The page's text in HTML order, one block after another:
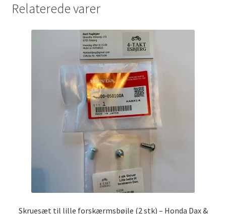
Relaterede varer
Skruesæt til lille forskærmsbøjle (2 stk) – Honda Dax &